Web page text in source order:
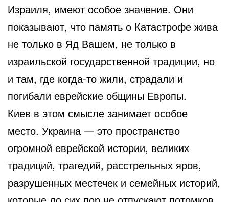
Израиля, имеют особое значение. Они
показывают, что память о Катастрофе жива
не только в Яд Вашем, не только в
израильской государственной традиции, но
и там, где когда-то жили, страдали и
погибали еврейские общины Европы.
Киев в этом смысле занимает особое
место. Украина — это пространство
огромной еврейской истории, великих
традиций, трагедий, расстрельных яров,
разрушенных местечек и семейных историй,